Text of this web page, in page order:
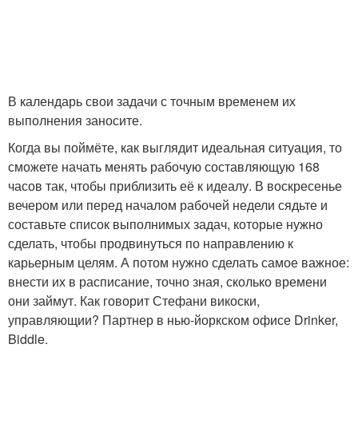
В календарь свои задачи с точным временем их
выполнения заносите.
Когда вы поймёте, как выглядит идеальная ситуация, то
сможете начать менять рабочую составляющую 168
часов так, чтобы приблизить её к идеалу. В воскресенье
вечером или перед началом рабочей недели сядьте и
составьте список выполнимых задач, которые нужно
сделать, чтобы продвинуться по направлению к
карьерным целям. А потом нужно сделать самое важное:
внести их в расписание, точно зная, сколько времени
они займут. Как говорит Стефани викоски,
управляющии? Партнер в нью-йоркском офисе Drinker,
Biddle.